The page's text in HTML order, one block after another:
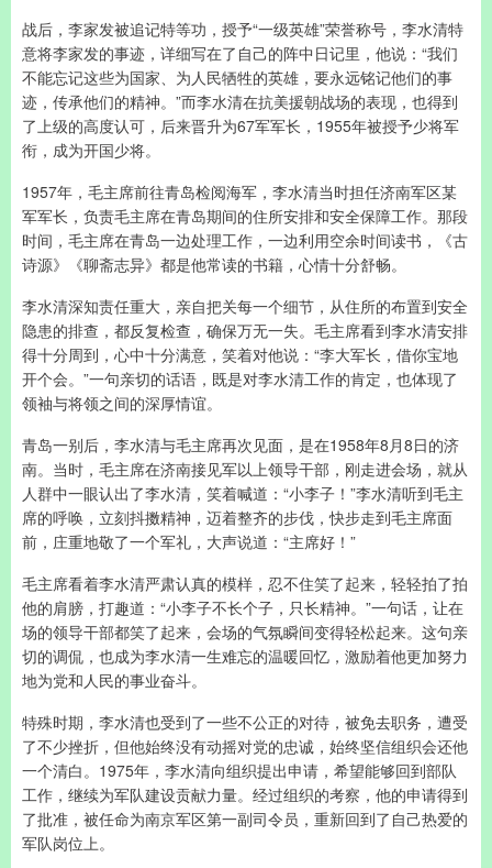
战后，李家发被追记特等功，授予“一级英雄”荣誉称号，李水清特
意将李家发的事迹，详细写在了自己的阵中日记里，他说：“我们
不能忘记这些为国家、为人民牺牲的英雄，要永远铭记他们的事
迹，传承他们的精神。”而李水清在抗美援朝战场的表现，也得到
了上级的高度认可，后来晋升为67军军长，1955年被授予少将军
衔，成为开国少将。
1957年，毛主席前往青岛检阅海军，李水清当时担任济南军区某
军军长，负责毛主席在青岛期间的住所安排和安全保障工作。那段
时间，毛主席在青岛一边处理工作，一边利用空余时间读书，《古
诗源》《聊斋志异》都是他常读的书籍，心情十分舒畅。
李水清深知责任重大，亲自把关每一个细节，从住所的布置到安全
隐患的排查，都反复检查，确保万无一失。毛主席看到李水清安排
得十分周到，心中十分满意，笑着对他说：“李大军长，借你宝地
开个会。”一句亲切的话语，既是对李水清工作的肯定，也体现了
领袖与将领之间的深厚情谊。
青岛一别后，李水清与毛主席再次见面，是在1958年8月8日的济
南。当时，毛主席在济南接见军以上领导干部，刚走进会场，就从
人群中一眼认出了李水清，笑着喊道：“小李子！”李水清听到毛主
席的呼唤，立刻抖擞精神，迈着整齐的步伐，快步走到毛主席面
前，庄重地敬了一个军礼，大声说道：“主席好！”
毛主席看着李水清严肃认真的模样，忍不住笑了起来，轻轻拍了拍
他的肩膀，打趣道：“小李子不长个子，只长精神。”一句话，让在
场的领导干部都笑了起来，会场的气氛瞬间变得轻松起来。这句亲
切的调侃，也成为李水清一生难忘的温暖回忆，激励着他更加努力
地为党和人民的事业奋斗。
特殊时期，李水清也受到了一些不公正的对待，被免去职务，遭受
了不少挫折，但他始终没有动摇对党的忠诚，始终坚信组织会还他
一个清白。1975年，李水清向组织提出申请，希望能够回到部队
工作，继续为军队建设贡献力量。经过组织的考察，他的申请得到
了批准，被任命为南京军区第一副司令员，重新回到了自己热爱的
军队岗位上。